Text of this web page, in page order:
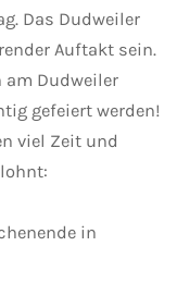
Das Dudweiler
Auftakt sein.
am Dudweiler
gefeiert werden!
viel Zeit und
in